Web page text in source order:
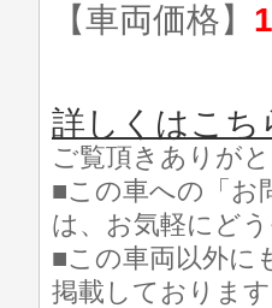
【車両価格】
詳しくはこち
ご覧頂きありが
■この車への「お
は、お気軽にど
■この車両以外に
掲載しております